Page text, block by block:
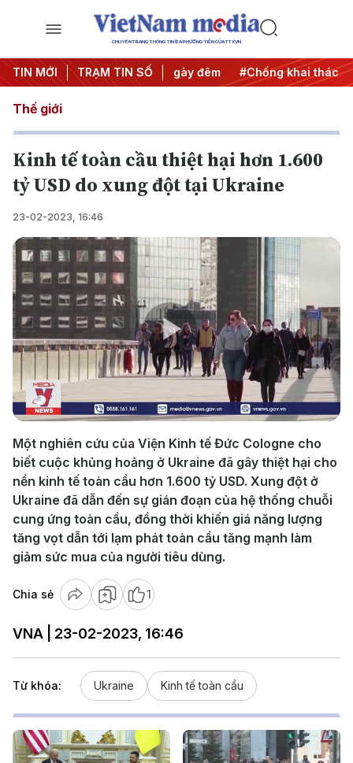
CHUYÊN TRANG THÔNG TIN ĐA PHƯƠNG TIỆN CỦA TTXVN
TIN MỚI TRẠM TIN SỐ
#Chiến dịch 500 ngày đêm #Chống khai thác IUU
Thế giới
Kinh tế toàn cầu thiệt hại hơn 1.600
tỷ USD do xung đột tại Ukraine
23-02-2023, 16:46
Play
Video
Một nghiên cứu của Viện Kinh tế Đức Cologne cho
biết cuộc khủng hoảng ở Ukraine đã gây thiệt hại cho
nền kinh tế toàn cầu hơn 1.600 tỷ USD. Xung đột ở
Ukraine đã dẫn đến sự gián đoạn của hệ thống chuỗi
cung ứng toàn cầu, đồng thời khiến giá năng lượng
tăng vọt dẫn tới lạm phát toàn cầu tăng mạnh làm
giảm sức mua của người tiêu dùng.
Chia sẻ 1
VNA | 23-02-2023, 16:46
Từ khóa: Ukraine Kinh tế toàn cầu